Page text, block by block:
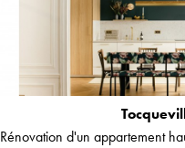
Rénovation d'un appartement